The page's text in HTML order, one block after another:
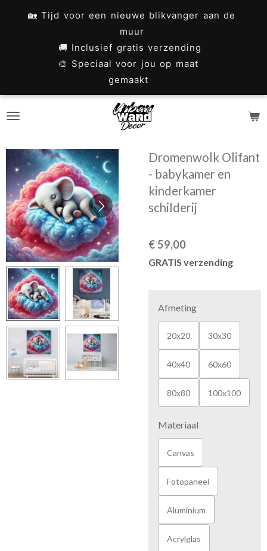
🏡 Tijd voor een nieuwe blikvanger aan de
muur
🚚 Inclusief gratis verzending
🎨 Speciaal voor jou op maat
gemaakt
Dromenwolk Olifant
- babykamer en
kinderkamer
schilderij
€ 59,00
GRATIS verzending
Afmeting
20x20 30x30
40x40 60x60
80x80 100x100
Materiaal
Canvas
Fotopaneel
Aluminium
Acrylglas